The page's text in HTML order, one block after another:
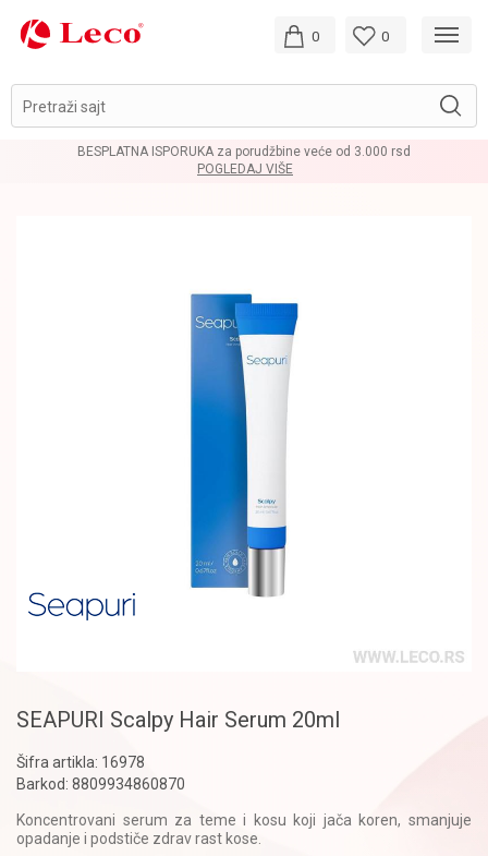
Pretraži sajt
0 0
BESPLATNA ISPORUKA za porudžbine veće od 3.000 rsd
POGLEDAJ VIŠE
SEAPURI Scalpy Hair Serum 20ml
Šifra artikla: 16978
Barkod: 8809934860870
Koncentrovani serum za teme i kosu koji jača koren, smanjuje
opadanje i podstiče zdrav rast kose.